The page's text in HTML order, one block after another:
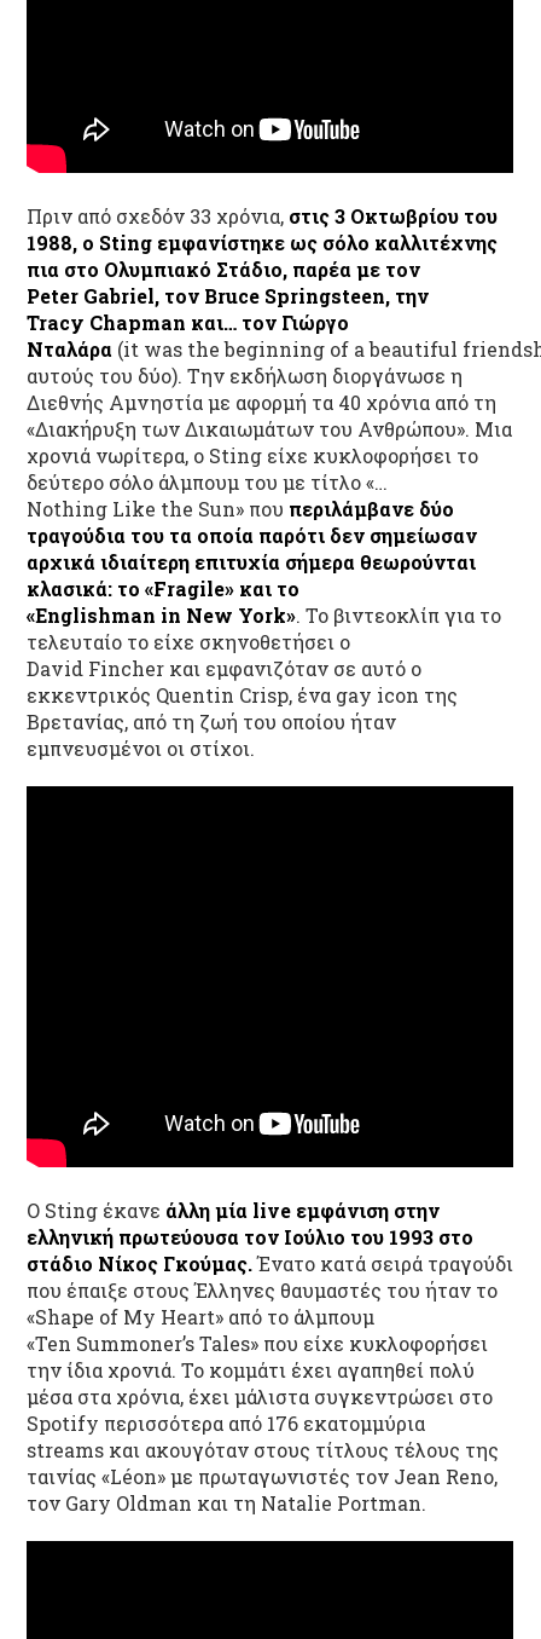
Πριν από σχεδόν 33 χρόνια, στις 3 Οκτωβρίου του
1988, ο Sting εμφανίστηκε ως σόλο καλλιτέχνης
πια στο Ολυμπιακό Στάδιο, παρέα με τον
Peter Gabriel, τον Bruce Springsteen, την
Tracy Chapman και… τον Γιώργο
Νταλάρα (it was the beginning of a beautiful
αυτούς του δύο). Την εκδήλωση διοργάνωσε η
Διεθνής Αμνηστία με αφορμή τα 40 χρόνια από τη
«Διακήρυξη των Δικαιωμάτων του Ανθρώπου». Μια
χρονιά νωρίτερα, ο Sting είχε κυκλοφορήσει το
δεύτερο σόλο άλμπουμ του με τίτλο «…
Nothing Like the Sun» που περιλάμβανε δύο
τραγούδια του τα οποία παρότι δεν σημείωσαν
αρχικά ιδιαίτερη επιτυχία σήμερα θεωρούνται
κλασικά: το «Fragile» και το
«Englishman in New York». Το βιντεοκλίπ για το
τελευταίο το είχε σκηνοθετήσει ο
David Fincher και εμφανιζόταν σε αυτό ο
εκκεντρικός Quentin Crisp, ένα gay icon της
Βρετανίας, από τη ζωή του οποίου ήταν
εμπνευσμένοι οι στίχοι.
O Sting έκανε άλλη μία live εμφάνιση στην
ελληνική πρωτεύουσα τον Ιούλιο του 1993 στο
στάδιο Νίκος Γκούμας.Ένατο κατά σειρά τραγούδι
που έπαιξε στους Έλληνες θαυμαστές του ήταν το
«Shape of My Heart» από το άλμπουμ
«Ten Summoner’s Tales» που είχε κυκλοφορήσει
την ίδια χρονιά. Το κομμάτι έχει αγαπηθεί πολύ
μέσα στα χρόνια, έχει μάλιστα συγκεντρώσει στο
Spotify περισσότερα από 176 εκατομμύρια
streams και ακουγόταν στους τίτλους τέλους της
ταινίας «Léon» με πρωταγωνιστές τον Jean Reno,
τον Gary Oldman και τη Natalie Portman.